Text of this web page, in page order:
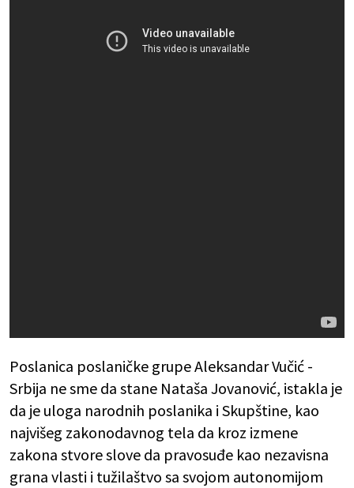
Poslanica poslaničke grupe Aleksandar Vučić -
Srbija ne sme da stane Nataša Jovanović, istakla je
da je uloga narodnih poslanika i Skupštine, kao
najvišeg zakonodavnog tela da kroz izmene
zakona stvore slove da pravosuđe kao nezavisna
grana vlasti i tužilaštvo sa svojom autonomijom